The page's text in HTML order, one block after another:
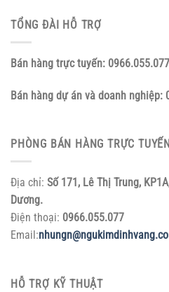
TỔNG ĐÀI HỖ TRỢ
Bán hàng trực tuyến: 0966.055.077
Bán hàng dự án và doanh nghiệp:
PHÒNG BÁN HÀNG TRỰC TUYẾN
Địa chỉ: Số 171, Lê Thị Trung,
Dương.
Điện thoại: 0966.055.077
Email:
HỖ TRỢ KỸ THUẬT